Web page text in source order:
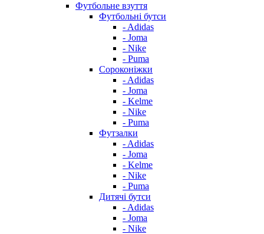
Футбольне взуття
Футбольні бутси
- Adidas
- Joma
- Nike
- Puma
Сороконіжки
- Adidas
- Joma
- Kelme
- Nike
- Puma
Футзалки
- Adidas
- Joma
- Kelme
- Nike
- Puma
Дитячі бутси
- Adidas
- Joma
- Nike